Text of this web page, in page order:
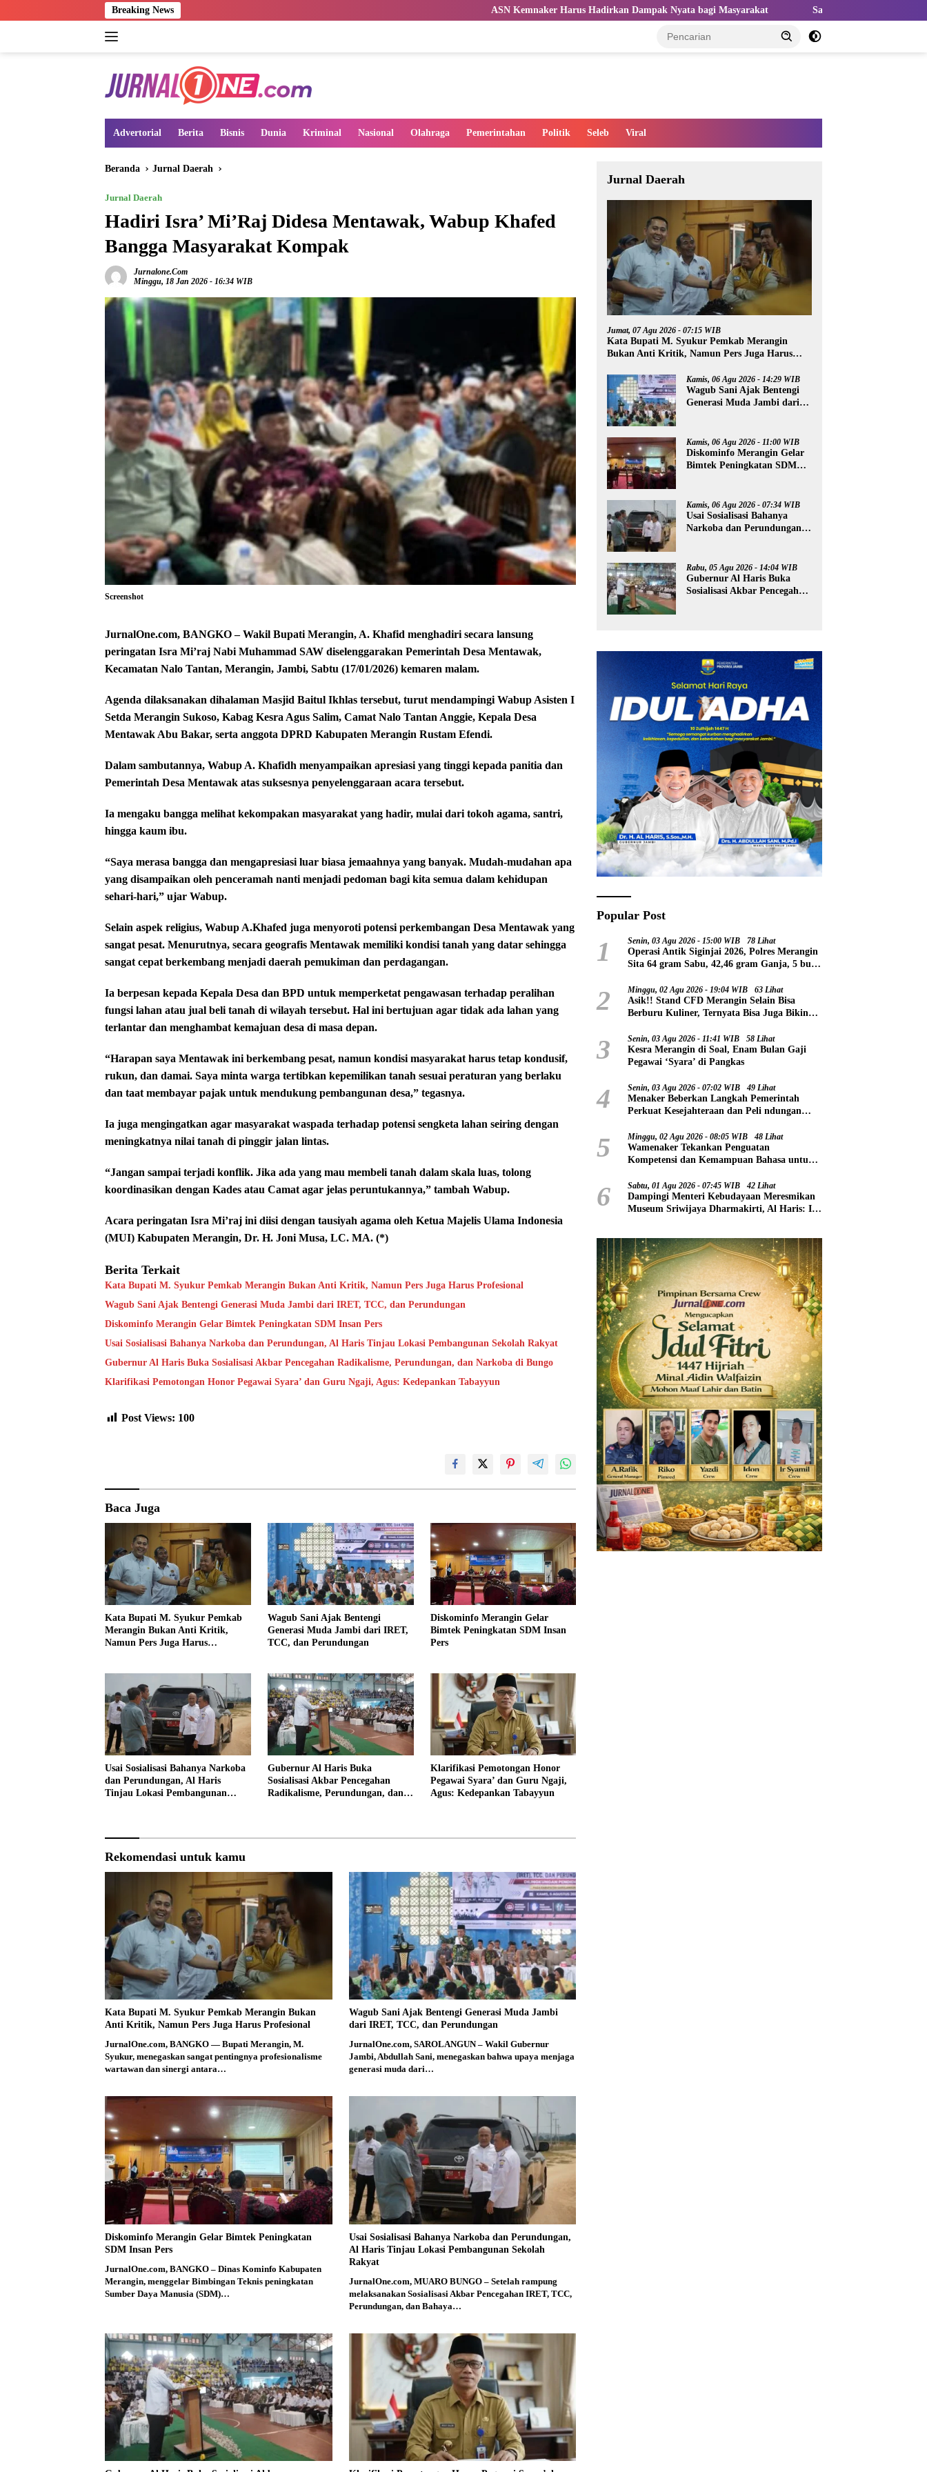
ke
Breaking News ASN Kemnaker Harus Hadirkan Dampak Nyata bagi Masyarakat Sangat Perlu Kolaborasi Kampus dan Industri
Advertorial Berita Bisnis Dunia Kriminal Nasional Olahraga Pemerintahan Politik Seleb Viral
Beranda Jurnal Daerah
Jurnal Daerah
Hadiri Isra’ Mi’Raj Didesa Mentawak, Wabup Khafed
Bangga Masyarakat Kompak
Jurnalone.com
Minggu, 18 Jan 2026 - 16:34 WIB
Screenshot
JurnalOne.com, BANGKO – Wakil Bupati Merangin, A. Khafid menghadiri secara lansung
peringatan Isra Mi’raj Nabi Muhammad SAW diselenggarakan Pemerintah Desa Mentawak,
Kecamatan Nalo Tantan, Merangin, Jambi, Sabtu (17/01/2026) kemaren malam.
Agenda dilaksanakan dihalaman Masjid Baitul Ikhlas tersebut, turut mendampingi Wabup Asisten I
Setda Merangin Sukoso, Kabag Kesra Agus Salim, Camat Nalo Tantan Anggie, Kepala Desa
Mentawak Abu Bakar, serta anggota DPRD Kabupaten Merangin Rustam Efendi.
Dalam sambutannya, Wabup A. Khafidh menyampaikan apresiasi yang tinggi kepada panitia dan
Pemerintah Desa Mentawak atas suksesnya penyelenggaraan acara tersebut.
Ia mengaku bangga melihat kekompakan masyarakat yang hadir, mulai dari tokoh agama, santri,
hingga kaum ibu.
“Saya merasa bangga dan mengapresiasi luar biasa jemaahnya yang banyak. Mudah-mudahan apa
yang disampaikan oleh penceramah nanti menjadi pedoman bagi kita semua dalam kehidupan
sehari-hari,” ujar Wabup.
Selain aspek religius, Wabup A.Khafed juga menyoroti potensi perkembangan Desa Mentawak yang
sangat pesat. Menurutnya, secara geografis Mentawak memiliki kondisi tanah yang datar sehingga
sangat cepat berkembang menjadi daerah pemukiman dan perdagangan.
Ia berpesan kepada Kepala Desa dan BPD untuk memperketat pengawasan terhadap peralihan
fungsi lahan atau jual beli tanah di wilayah tersebut. Hal ini bertujuan agar tidak ada lahan yang
terlantar dan menghambat kemajuan desa di masa depan.
“Harapan saya Mentawak ini berkembang pesat, namun kondisi masyarakat harus tetap kondusif,
rukun, dan damai. Saya minta warga tertibkan kepemilikan tanah sesuai peraturan yang berlaku
dan taat membayar pajak untuk mendukung pembangunan desa,” tegasnya.
Ia juga mengingatkan agar masyarakat waspada terhadap potensi sengketa lahan seiring dengan
meningkatnya nilai tanah di pinggir jalan lintas.
“Jangan sampai terjadi konflik. Jika ada yang mau membeli tanah dalam skala luas, tolong
koordinasikan dengan Kades atau Camat agar jelas peruntukannya,” tambah Wabup.
Acara peringatan Isra Mi’raj ini diisi dengan tausiyah agama oleh Ketua Majelis Ulama Indonesia
(MUI) Kabupaten Merangin, Dr. H. Joni Musa, LC. MA. (*)
Berita Terkait
Kata Bupati M. Syukur Pemkab Merangin Bukan Anti Kritik, Namun Pers Juga Harus Profesional
Wagub Sani Ajak Bentengi Generasi Muda Jambi dari IRET, TCC, dan Perundungan
Diskominfo Merangin Gelar Bimtek Peningkatan SDM Insan Pers
Usai Sosialisasi Bahanya Narkoba dan Perundungan, Al Haris Tinjau Lokasi Pembangunan Sekolah Rakyat
Gubernur Al Haris Buka Sosialisasi Akbar Pencegahan Radikalisme, Perundungan, dan Narkoba di Bungo
Klarifikasi Pemotongan Honor Pegawai Syara’ dan Guru Ngaji, Agus: Kedepankan Tabayyun
Post Views: 100
Baca Juga
Kata Bupati M. Syukur Pemkab
Merangin Bukan Anti Kritik,
Namun Pers Juga Harus
Wagub Sani Ajak Bentengi
Generasi Muda Jambi dari IRET,
TCC, dan Perundungan
Diskominfo Merangin Gelar
Bimtek Peningkatan SDM Insan
Pers
Usai Sosialisasi Bahanya Narkoba
dan Perundungan, Al Haris
Tinjau Lokasi Pembangunan
Gubernur Al Haris Buka
Sosialisasi Akbar Pencegahan
Radikalisme, Perundungan, dan
Klarifikasi Pemotongan Honor
Pegawai Syara’ dan Guru Ngaji,
Agus: Kedepankan Tabayyun
Rekomendasi untuk kamu
Kata Bupati M. Syukur Pemkab Merangin Bukan
Anti Kritik, Namun Pers Juga Harus Profesional
JurnalOne.com, BANGKO — Bupati Merangin, M.
Syukur, menegaskan sangat pentingnya profesionalisme
wartawan dan sinergi antara…
Wagub Sani Ajak Bentengi Generasi Muda Jambi
dari IRET, TCC, dan Perundungan
JurnalOne.com, SAROLANGUN – Wakil Gubernur
Jambi, Abdullah Sani, menegaskan bahwa upaya menjaga
generasi muda dari…
Diskominfo Merangin Gelar Bimtek Peningkatan
SDM Insan Pers
JurnalOne.com, BANGKO – Dinas Kominfo Kabupaten
Merangin, menggelar Bimbingan Teknis peningkatan
Sumber Daya Manusia (SDM)…
Usai Sosialisasi Bahanya Narkoba dan Perundungan,
Al Haris Tinjau Lokasi Pembangunan Sekolah
Rakyat
JurnalOne.com, MUARO BUNGO – Setelah rampung
melaksanakan Sosialisasi Akbar Pencegahan IRET, TCC,
Perundungan, dan Bahaya…
Jurnal Daerah
Jumat, 07 Agu 2026 - 07:15 WIB
Kata Bupati M. Syukur Pemkab Merangin
Bukan Anti Kritik, Namun Pers Juga Harus
Kamis, 06 Agu 2026 - 14:29 WIB
Wagub Sani Ajak Bentengi
Generasi Muda Jambi dari
Kamis, 06 Agu 2026 - 11:00 WIB
Diskominfo Merangin Gelar
Bimtek Peningkatan SDM
Kamis, 06 Agu 2026 - 07:34 WIB
Usai Sosialisasi Bahanya
Narkoba dan Perundungan,
Rakyat
Rabu, 05 Agu 2026 - 14:04 WIB
Gubernur Al Haris Buka
Sosialisasi Akbar Pencegahan
Popular Post
1 Senin, 03 Agu 2026 - 15:00 WIB 78 Lihat
Operasi Antik Siginjai 2026, Polres Merangin
Sita 64 gram Sabu, 42,46 gram Ganja, 5 butir
2 Minggu, 02 Agu 2026 - 19:04 WIB 63 Lihat
Asik!! Stand CFD Merangin Selain Bisa
Berburu Kuliner, Ternyata Bisa Juga Bikin
3 Senin, 03 Agu 2026 - 11:41 WIB 58 Lihat
Kesra Merangin di Soal, Enam Bulan Gaji
Pegawai ‘Syara’ di Pangkas
4 Senin, 03 Agu 2026 - 07:02 WIB 49 Lihat
Menaker Beberkan Langkah Pemerintah
Perkuat Kesejahteraan dan Peli ndungan
5 Minggu, 02 Agu 2026 - 08:05 WIB 48 Lihat
Wamenaker Tekankan Penguatan
Kompetensi dan Kemampuan Bahasa untuk
6 Sabtu, 01 Agu 2026 - 07:45 WIB 42 Lihat
Dampingi Menteri Kebudayaan Meresmikan
Museum Sriwijaya Dharmakirti, Al Haris: Ini